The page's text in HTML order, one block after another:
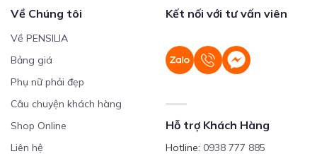
Về Chúng tôi
Về PENSILIA
Bảng giá
Phụ nữ phải đẹp
Câu chuyện khách hàng
Shop Online
Liên hệ
Kết nối với tư vấn viên
Hỗ trợ Khách Hàng
Hotline: 0938 777 885